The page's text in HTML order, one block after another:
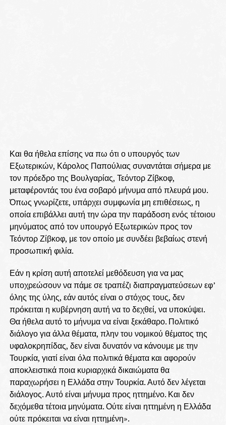
Και θα ήθελα επίσης να πω ότι ο υπουργός των
Εξωτερικών, Κάρολος Παπούλιας συναντάται σήμερα με
τον πρόεδρο της Βουλγαρίας, Τεόντορ Ζίβκοφ,
μεταφέροντάς του ένα σοβαρό μήνυμα από πλευρά μου.
Όπως γνωρίζετε, υπάρχει συμφωνία μη επιθέσεως, η
οποία επιβάλλει αυτή την ώρα την παράδοση ενός τέτοιου
μηνύματος από τον υπουργό Εξωτερικών προς τον
Τεόντορ Ζίβκοφ, με τον οποίο με συνδέει βεβαίως στενή
προσωπική φιλία.
Εάν η κρίση αυτή αποτελεί μεθόδευση για να μας
υποχρεώσουν να πάμε σε τραπέζι διαπραγματεύσεων εφ’
όλης της ύλης, εάν αυτός είναι ο στόχος τους, δεν
πρόκειται η κυβέρνηση αυτή να το δεχθεί, να υποκύψει.
Θα ήθελα αυτό το μήνυμα να είναι ξεκάθαρο. Πολιτικό
διάλογο για άλλα θέματα, πλην του νομικού θέματος της
υφαλοκρηπίδας, δεν είναι δυνατόν να κάνουμε με την
Τουρκία, γιατί είναι όλα πολιτικά θέματα και αφορούν
αποκλειστικά ποια κυριαρχικά δικαιώματα θα
παραχωρήσει η Ελλάδα στην Τουρκία. Αυτό δεν λέγεται
διάλογος. Αυτό είναι μήνυμα προς ηττημένο. Και δεν
δεχόμεθα τέτοια μηνύματα. Ούτε είναι ηττημένη η Ελλάδα
ούτε πρόκειται να είναι ηττημένη».